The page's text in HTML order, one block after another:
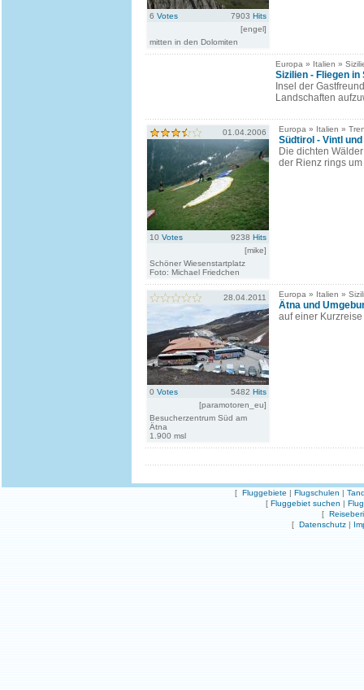
6 Votes 7903 Hits
[engel]
mitten in den Dolomiten
Europa » Italien »
Sizilien - Fliegen in
Insel der
Landschaften
01.04.2006
10 Votes 9238 Hits
[mike]
Schöner Wiesenstartplatz
Foto: Michael Friedchen
Europa » Italien »
Südtirol - Vintl
Die dichten
der Rienz rings
28.04.2011
0 Votes 5482 Hits
[paramotoren_eu]
Besucherzentrum Süd am
Ätna
1.900 msl
Europa » Italien »
Ätna und
auf einer
[ Fluggebiete | Flugschulen |
[ Fluggebiet suchen |
[
[ Datenschutz |